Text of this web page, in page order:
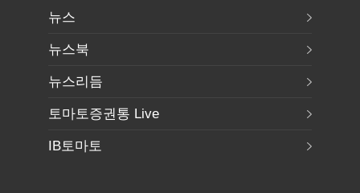
뉴스
뉴스북
뉴스리듬
토마토증권통 Live
IB토마토